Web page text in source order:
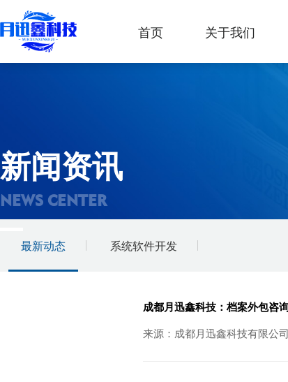
首页 关于我们
新闻资讯
NEWS CENTER
最新动态 系统软件开发
成都月迅鑫科技：档案外包咨
来源：成都月迅鑫科技有限公司